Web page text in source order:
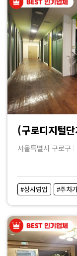
(구로디지털
서울특별시 구로구
#상시영업 #주차